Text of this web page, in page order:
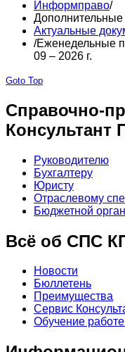
Информправо/
Дополнительные
Актуальные
/Еженедельные
09 – 2026 г.
Goto Top
Справочно-
Консультант
Руководителю
Бухгалтеру
Юристу
Отраслевому
Бюджетной
Всё об СПС
Новости
Бюллетень
Преимущества
Сервис
Обучение